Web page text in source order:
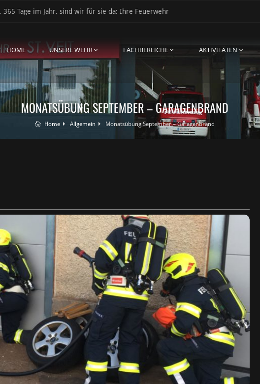
365 Tage im Jahr, sind wir für sie da: Ihre Feuerwehr
HOME UNSERE WEHR FACHBEREICHE AKTIVITÄTEN
MONATSÜBUNG SEPTEMBER – GARAGENBRAND
Home Allgemein Monatsübung September – Garagenbrand